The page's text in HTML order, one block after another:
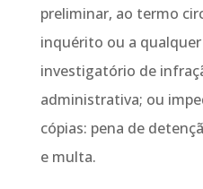
preliminar, ao termo
inquérito ou a
investigatório de
administrativa; ou
cópias: pena de
e multa.